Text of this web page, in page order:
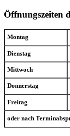
Öffnungszeiten
Montag
Dienstag
Mittwoch
Donnerstag
Freitag
oder nach